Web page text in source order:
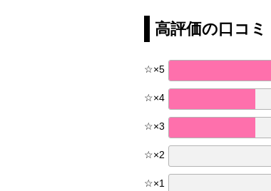
高評価の口コミ
☆×5
☆×4
☆×3
☆×2
☆×1